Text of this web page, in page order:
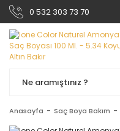
0 532 303 73 70
Anasayfa Saç Boya Bakım